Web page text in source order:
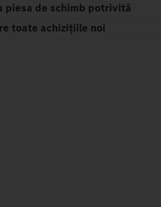
piesa de schimb potrivită
toate achizițiile noi